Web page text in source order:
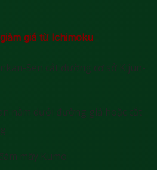
giá từ Ichimoku
Sen cắt đường cơ sở Kijun-
nằm dưới đường giá hoặc cắt
mây Kumo